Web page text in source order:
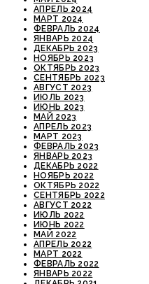
АПРЕЛЬ 2024
МАРТ 2024
ФЕВРАЛЬ 2024
ЯНВАРЬ 2024
ДЕКАБРЬ 2023
НОЯБРЬ 2023
ОКТЯБРЬ 2023
СЕНТЯБРЬ 2023
АВГУСТ 2023
ИЮЛЬ 2023
ИЮНЬ 2023
МАЙ 2023
АПРЕЛЬ 2023
МАРТ 2023
ФЕВРАЛЬ 2023
ЯНВАРЬ 2023
ДЕКАБРЬ 2022
НОЯБРЬ 2022
ОКТЯБРЬ 2022
СЕНТЯБРЬ 2022
АВГУСТ 2022
ИЮЛЬ 2022
ИЮНЬ 2022
МАЙ 2022
АПРЕЛЬ 2022
МАРТ 2022
ФЕВРАЛЬ 2022
ЯНВАРЬ 2022